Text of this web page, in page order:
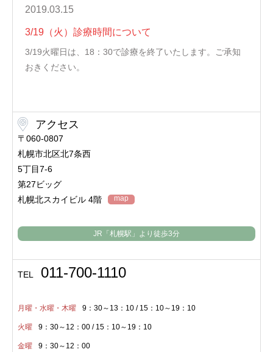
2019.03.15
3/19（火）診療時間について
3/19火曜日は、18：30で診療を終了いたします。ご承知
おきください。
アクセス
〒060-0807
札幌市北区北7条西
5丁目7-6
第27ビッグ
札幌北スカイビル 4階
map
JR「札幌駅」より 徒歩3分
TEL 011-700-1110
月曜・水曜・木曜 9：30～13：10 / 15：10～19：10
火曜 9：30～12：00 / 15：10～19：10
金曜 9：30～12：00